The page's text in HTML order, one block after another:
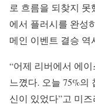
로 흐름을 되찾지
에서 플러시를 완성
메인 이벤트 결승 역
“어제 리버에서 에
느꼈다. 오늘 75%
신이 있었다”고 미